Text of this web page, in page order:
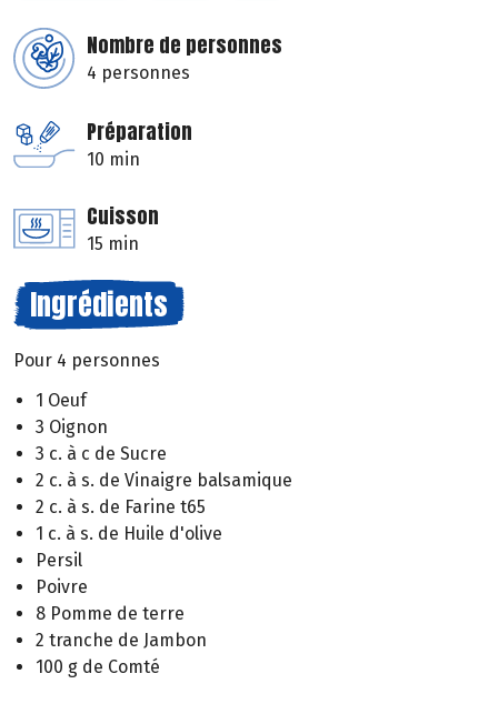
Nombre de personnes
4 personnes
Préparation
10 min
Cuisson
15 min
Ingrédients
Pour 4 personnes
1 Oeuf
3 Oignon
3 c. à c de Sucre
2 c. à s. de Vinaigre balsamique
2 c. à s. de Farine t65
1 c. à s. de Huile d'olive
Persil
Poivre
8 Pomme de terre
2 tranche de Jambon
100 g de Comté